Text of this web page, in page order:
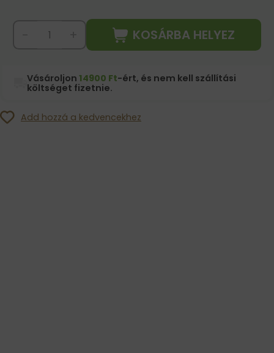
KOSÁRBA HELYEZ
Vásároljon14900 Ft-ért, és nem kell szállítási
költséget fizetnie.
Add hozzá a kedvencekhez